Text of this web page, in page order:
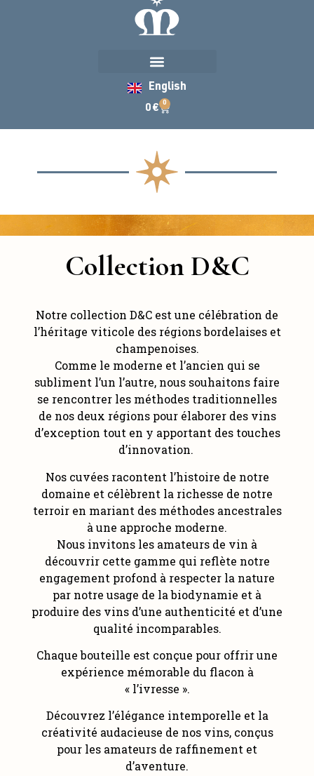
English
0 € 0
Collection D&C
Notre collection D&C est une célébration de
l’héritage viticole des régions bordelaises et
champenoises.
Comme le moderne et l’ancien qui se
subliment l’un l’autre, nous souhaitons faire
se rencontrer les méthodes traditionnelles
de nos deux régions pour élaborer des vins
d’exception tout en y apportant des touches
d’innovation.
Nos cuvées racontent l’histoire de notre
domaine et célèbrent la richesse de notre
terroir en mariant des méthodes ancestrales
à une approche moderne.
Nous invitons les amateurs de vin à
découvrir cette gamme qui reflète notre
engagement profond à respecter la nature
par notre usage de la biodynamie et à
produire des vins d’une authenticité et d’une
qualité incomparables.
Chaque bouteille est conçue pour offrir une
expérience mémorable du flacon à
« l’ivresse ».
Découvrez l’élégance intemporelle et la
créativité audacieuse de nos vins, conçus
pour les amateurs de raffinement et
d’aventure.